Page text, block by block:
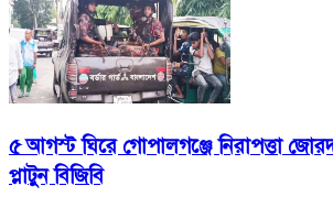
৫ আগস্ট ঘিরে গোপালগঞ্জে নিরাপত্তা
প্লাটুন বিজিবি